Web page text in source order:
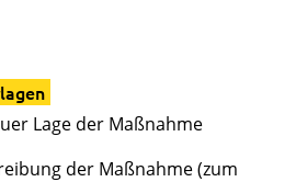
Lage der Maßnahme
der Maßnahme (zum